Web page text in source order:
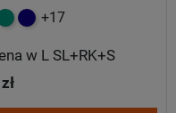
granatowy
+17
w L SL+RK+S